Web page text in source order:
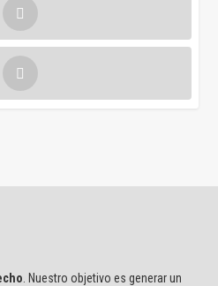
. Nuestro objetivo es generar un